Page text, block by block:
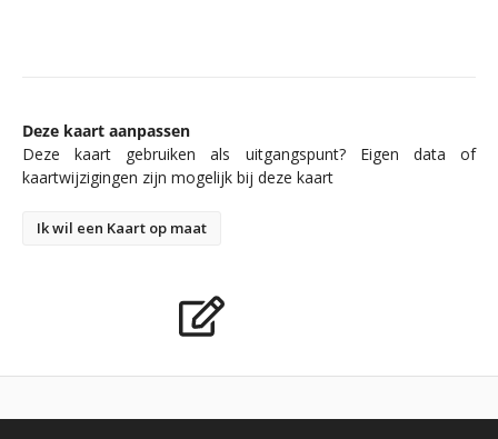
Deze kaart aanpassen
Deze kaart gebruiken als uitgangspunt? Eigen data of
kaartwijzigingen zijn mogelijk bij deze kaart
Ik wil een Kaart op maat